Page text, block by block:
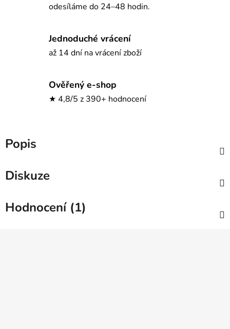
odesíláme do 24–48 hodin.
Jednoduché vrácení
až 14 dní na vrácení zboží
Ověřený e-shop
★ 4,8/5 z 390+ hodnocení
Popis
Diskuze
Hodnocení (1)